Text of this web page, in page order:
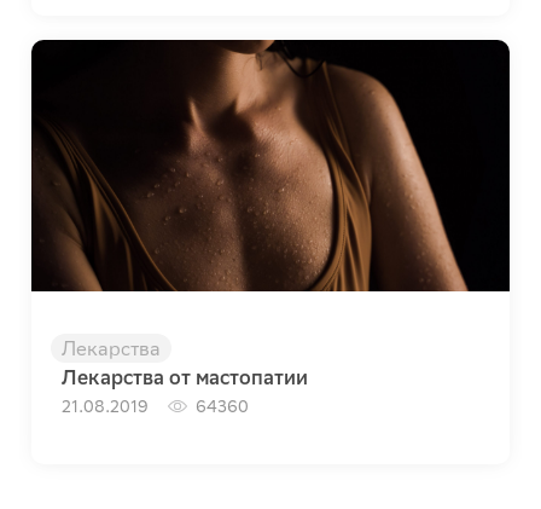
Лекарства
Лекарства от мастопатии
21.08.2019 64360